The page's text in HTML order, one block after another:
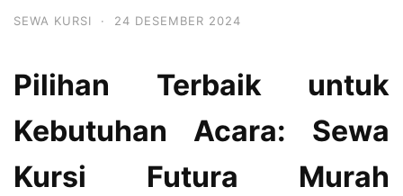
SEWA KURSI · 24 DESEMBER 2024
Pilihan Terbaik untuk
Kebutuhan Acara: Sewa
Kursi Futura Murah